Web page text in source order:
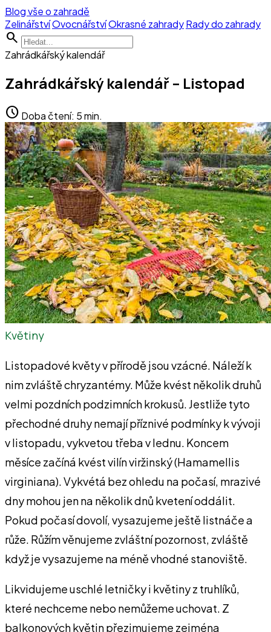
Blog vše o zahradě
ZelinářstvíOvocnářstvíOkrasné zahradyRady do zahrady
search
Zahrádkářský kalendář
Zahrádkářský kalendář – Listopad
schedule Doba čtení: 5 min.
Květiny
Listopadové květy v přírodě jsou vzácné. Náleží k
nim zvláště chryzantémy. Může kvést několik druhů
velmi pozdních podzimních krokusů. Jestliže tyto
přechodné druhy nemají příznivé podmínky k vývoji
v listopadu, vykvetou třeba v lednu. Koncem
měsíce začíná kvést vilín viržinský (Hamamellis
virginiana). Vykvétá bez ohledu na počasí, mrazivé
dny mohou jen na několik dnů kvetení oddálit.
Pokud počasí dovolí, vysazujeme ještě listnáče a
růže. Růžím věnujeme zvláštní pozornost, zvláště
když je vysazujeme na méně vhodné stanoviště.
Likvidujeme uschlé letničky i květiny z truhlíků,
které nechceme nebo nemůžeme uchovat. Z
balkonových květin přezimujeme zejména